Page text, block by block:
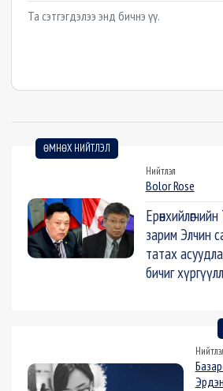
Example textarea
ӨМНӨХ НИЙТЛЭЛ
Нийтлэл
Bolor Rose
зарим Элчин
татах
бичиг